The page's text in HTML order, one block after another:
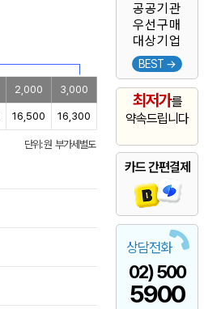
공공기관
우선구매
대상기업
BEST →
최저가를
약속드립니다
카드 간편결제
상담전화
02) 500
5900
2,000 3,000
16,500 16,300
단위: 원 부가세별도